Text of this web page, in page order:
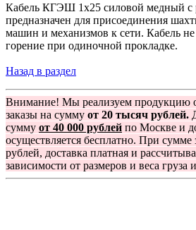
Кабель КГЭШ 1x25 силовой медный с
предназначен для присоединения
машин и механизмов к сети. Кабель не
горение при одиночной прокладке.
Назад в раздел
Внимание! Мы реализуем продукцию
заказы на сумму от 20 тысяч рублей.
сумму от 40 000 рублей по Москве и
осуществляется бесплатно. При сумме
рублей, доставка платная и
зависимости от размеров и веса груза